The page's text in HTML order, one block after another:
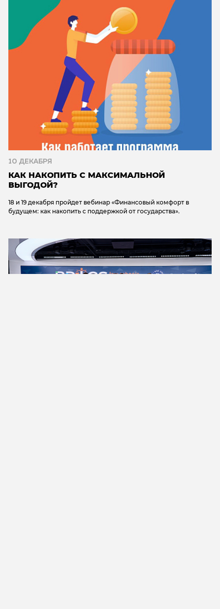
10 ДЕКАБРЯ
КАК НАКОПИТЬ С МАКСИМАЛЬНОЙ
ВЫГОДОЙ?
18 и 19 декабря пройдет вебинар «Финансовый комфорт в
будущем: как накопить с поддержкой от государства».